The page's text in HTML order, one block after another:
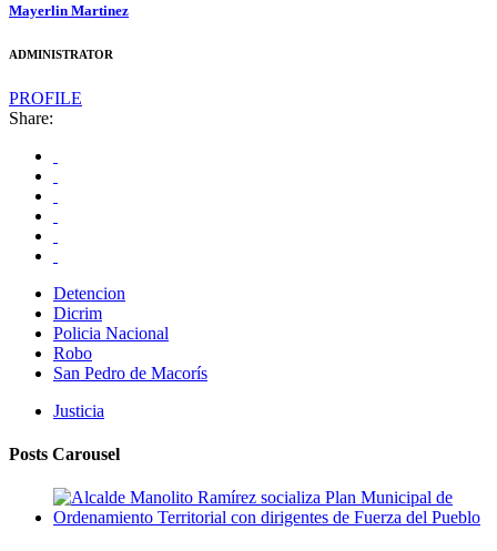
Mayerlin Martinez
ADMINISTRATOR
PROFILE
Share:
Detencion
Dicrim
Policia Nacional
Robo
San Pedro de Macorís
Justicia
Posts Carousel